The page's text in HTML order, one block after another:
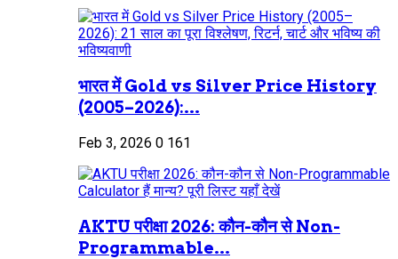
भारत में Gold vs Silver Price History
(2005–2026):...
Feb 3, 2026 0 161
AKTU परीक्षा 2026: कौन-कौन से Non-
Programmable...